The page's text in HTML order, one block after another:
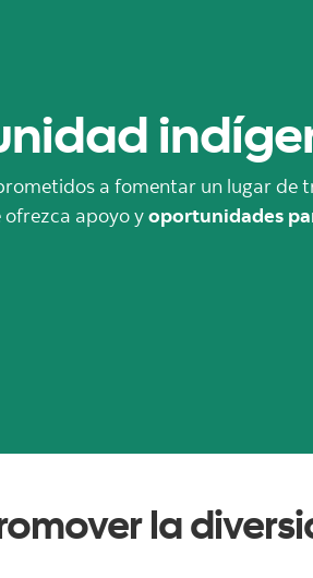
a fomentar un lugar de
ofrezca apoyo yoportunidades
la